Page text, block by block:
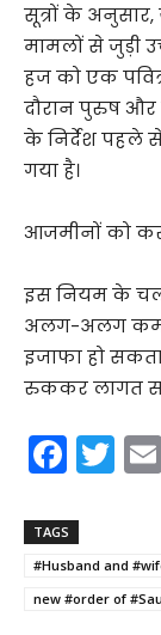
सूत्रों के
मामलों से जुड़ी
हज को एक
दौरान पुरुष और
के निर्देश पहले
गया है।
आजमीनों को
इस नियम के
अलग-अलग कमरे
इजाफा हो
रुककर लागत
F
a
c
e
b
T
w
er
TAGS
#Husband and
new #order of